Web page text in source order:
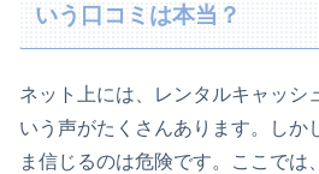
いう口コミは本当？
ネット上には、レンタルキャッシ
いう声がたくさんあります。しか
ま信じるのは危険です。ここでは